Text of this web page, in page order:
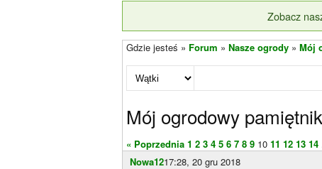
Zobacz
Gdzie jesteś » Forum » Nasze ogrody » Mój
Mój ogrodowy pamiętnik
« Poprzednia 1 2 3 4 5 6 7 8 9 10 11 12 13 14
Nowa1217:28, 20 gru 2018